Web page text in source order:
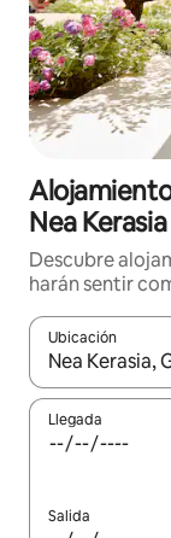
Nea Kerasia
Descubre
harán sentir
Ubicación
Cuando los
Llegada
Salida